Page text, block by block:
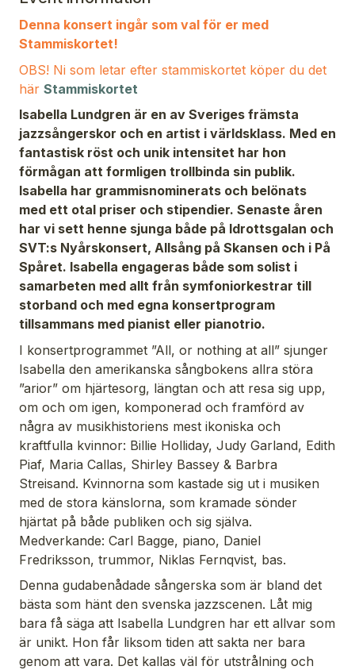
Denna konsert ingår som val för er med
Stammiskortet!
OBS! Ni som letar efter stammiskortet köper du det
här Stammiskortet
Isabella Lundgren är en av Sveriges främsta
jazzsångerskor och en artist i världsklass. Med en
fantastisk röst och unik intensitet har hon
förmågan att formligen trollbinda sin publik.
Isabella har grammisnominerats och belönats
med ett otal priser och stipendier. Senaste åren
har vi sett henne sjunga både på Idrottsgalan och
SVT:s Nyårskonsert, Allsång på Skansen och i På
Spåret. Isabella engageras både som solist i
samarbeten med allt från symfoniorkestrar till
storband och med egna konsertprogram
tillsammans med pianist eller pianotrio.
I konsertprogrammet ”All, or nothing at all” sjunger
Isabella den amerikanska sångbokens allra störa
”arior” om hjärtesorg, längtan och att resa sig upp,
om och om igen, komponerad och framförd av
några av musikhistoriens mest ikoniska och
kraftfulla kvinnor: Billie Holliday, Judy Garland, Edith
Piaf, Maria Callas, Shirley Bassey & Barbra
Streisand. Kvinnorna som kastade sig ut i musiken
med de stora känslorna, som kramade sönder
hjärtat på både publiken och sig själva.
Medverkande: Carl Bagge, piano, Daniel
Fredriksson, trummor, Niklas Fernqvist, bas.
Denna gudabenådade sångerska som är bland det
bästa som hänt den svenska jazzscenen. Låt mig
bara få säga att Isabella Lundgren har ett allvar som
är unikt. Hon får liksom tiden att sakta ner bara
genom att vara. Det kallas väl för utstrålning och